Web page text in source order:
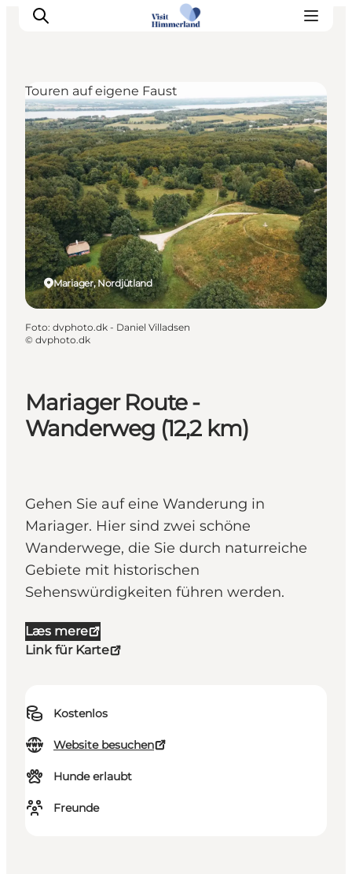
Erlebnisse
Natur
Städte und Orte
Das passiert
Reiseplanung
Praktische Informationen
Mariager Route -
Wanderweg (12,2 km)
Gehen Sie auf eine Wanderung in
Mariager. Hier sind zwei schöne
Wanderwege, die Sie durch naturreiche
Gebiete mit historischen
Sehenswürdigkeiten führen werden.
Læs mere
Link für Karte
Kostenlos
Website besuchen
Hunde erlaubt
Freunde
Mariager, Nordjütland
Touren auf eigene Faust
Foto: dvphoto.dk - Daniel Villadsen
© dvphoto.dk